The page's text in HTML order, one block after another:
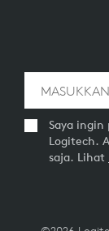
Saya ingin
Logitech.
saja. Lihat